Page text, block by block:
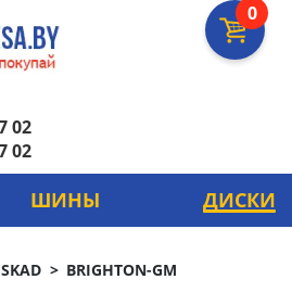
0
02
02
ШИНЫ ДИСКИ
SKAD BRIGHTON-GM